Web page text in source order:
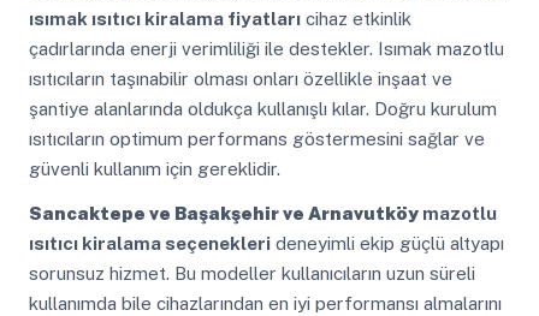
ısımak ısıtıcı kiralama fiyatlarıcihaz etkinlik
çadırlarında enerji verimliliği ile destekler. Isımak mazotlu
ısıtıcıların taşınabilir olması onları özellikle inşaat ve
şantiye alanlarında oldukça kullanışlı kılar. Doğru kurulum
ısıtıcıların optimum performans göstermesini sağlar ve
güvenli kullanım için gereklidir.
Sancaktepe ve Başakşehir ve Arnavutköymazotlu
ısıtıcı kiralama seçeneklerideneyimli ekip güçlü altyapı
sorunsuz hizmet. Bu modeller kullanıcıların uzun süreli
kullanımda bile cihazlarından en iyi performansı almalarını